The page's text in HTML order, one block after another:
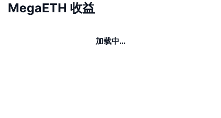
MegaETH 收益
加载中…